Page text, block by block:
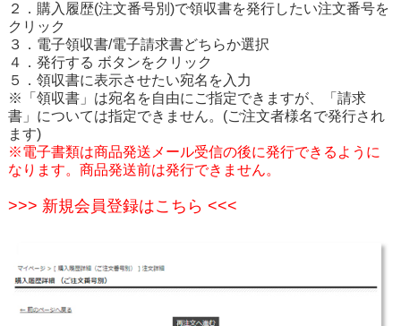
２．購入履歴(注文番号別)で領収書を発行したい注文番号を
クリック
３．電子領収書/電子請求書どちらか選択
４．発行する ボタンをクリック
５．領収書に表示させたい宛名を入力
※「領収書」は宛名を自由にご指定できますが、「請求
書」については指定できません。(ご注文者様名で発行され
ます)
※電子書類は商品発送メール受信の後に発行できるように
なります。 商品発送前は発行できません。
>>> 新規会員登録はこちら <<<